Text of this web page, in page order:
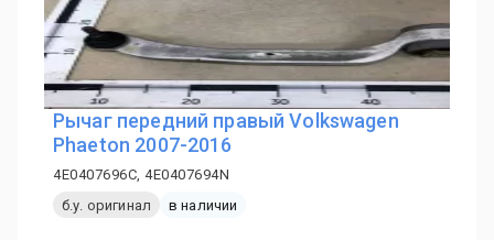
Рычаг передний правый Volkswagen
Phaeton 2007-2016
4E0407696C, 4E0407694N
б.у. оригинал
в наличии